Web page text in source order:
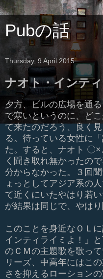
Pubの話
Thursday, 9 April 2015
ナオト・インテ
夕方、ビルの広場を通
で寒いというのに、ど
て来たのだろう、良く
る。待っている女性に
た。 すると、ナオト 〇
く聞き取れ無かったの
分からなかった。３回
ょっとしてアジア系の
て近くにいたやはり若
が結果は同じで、やはり
このことを身近なＯＬ
インティライミよ！」
のＣＭの主題歌を歌っ
リーズ、中高年にはこ
さを抑えるローションの